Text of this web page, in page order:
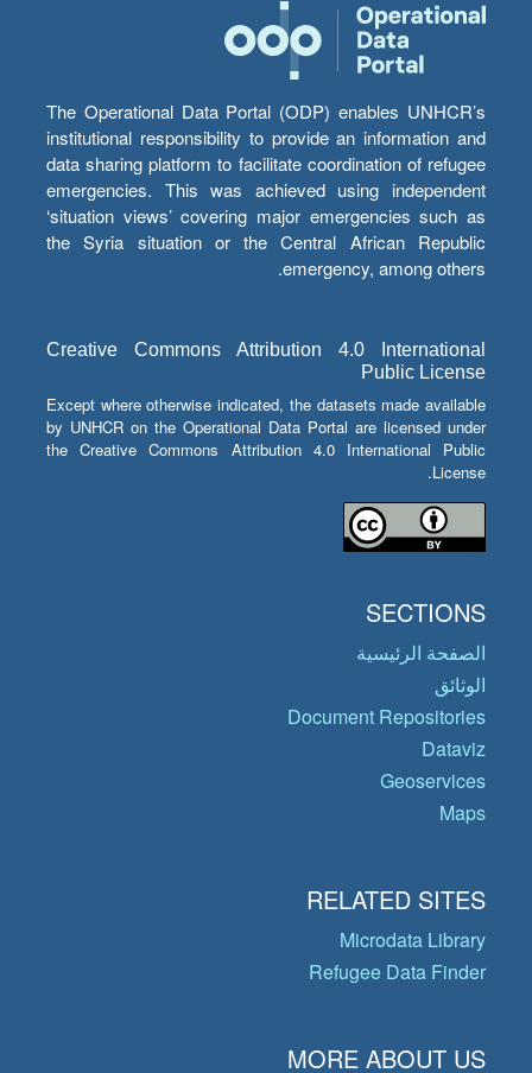
The Operational Data Portal (ODP) enables UNHCR’s
institutional responsibility to provide an information and
data sharing platform to facilitate coordination of refugee
emergencies. This was achieved using independent
‘situation views’ covering major emergencies such as
the Syria situation or the Central African Republic
emergency, among others.
Creative Commons Attribution 4.0 International
Public License
Except where otherwise indicated, the datasets made available
by UNHCR on the Operational Data Portal are licensed under
the Creative Commons Attribution 4.0 International Public
License.
SECTIONS
الصفحة الرئيسية
الوثائق
Document Repositories
Dataviz
Geoservices
Maps
RELATED SITES
Microdata Library
Refugee Data Finder
MORE ABOUT US